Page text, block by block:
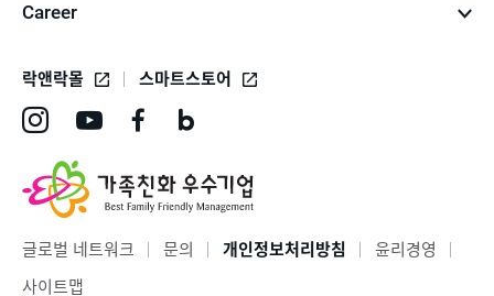
Career
락앤락몰 스마트스토어
스
타
램
브
로
스
바
버
로
글로벌 네트워크 문의 개인정보처리방침
윤리경영
사이트맵